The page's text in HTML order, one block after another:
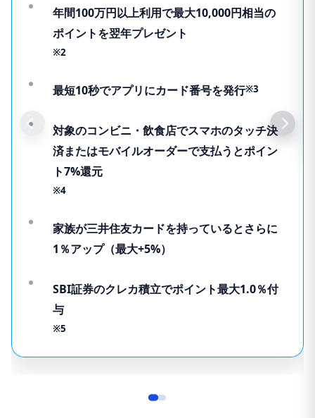
年間100万円以上利用で最大10,000円相当の
ポイントを翌年プレゼント
※2
最短10秒でアプリにカード番号を発行※3
対象のコンビニ・飲食店でスマホのタッチ決
済またはモバイルオーダーで支払うとポイン
ト7%還元
※4
家族が三井住友カードを持っているとさらに
1％アップ（最大+5%）
SBI証券のクレカ積立でポイント最大1.0％付
与
※5